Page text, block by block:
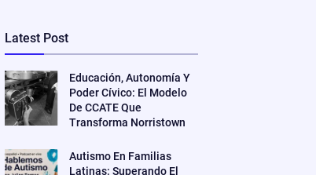
Latest Post
Educación, Autonomía Y
Poder Cívico: El Modelo
De CCATE Que
Transforma Norristown
Autismo En Familias
Latinas: Superando El